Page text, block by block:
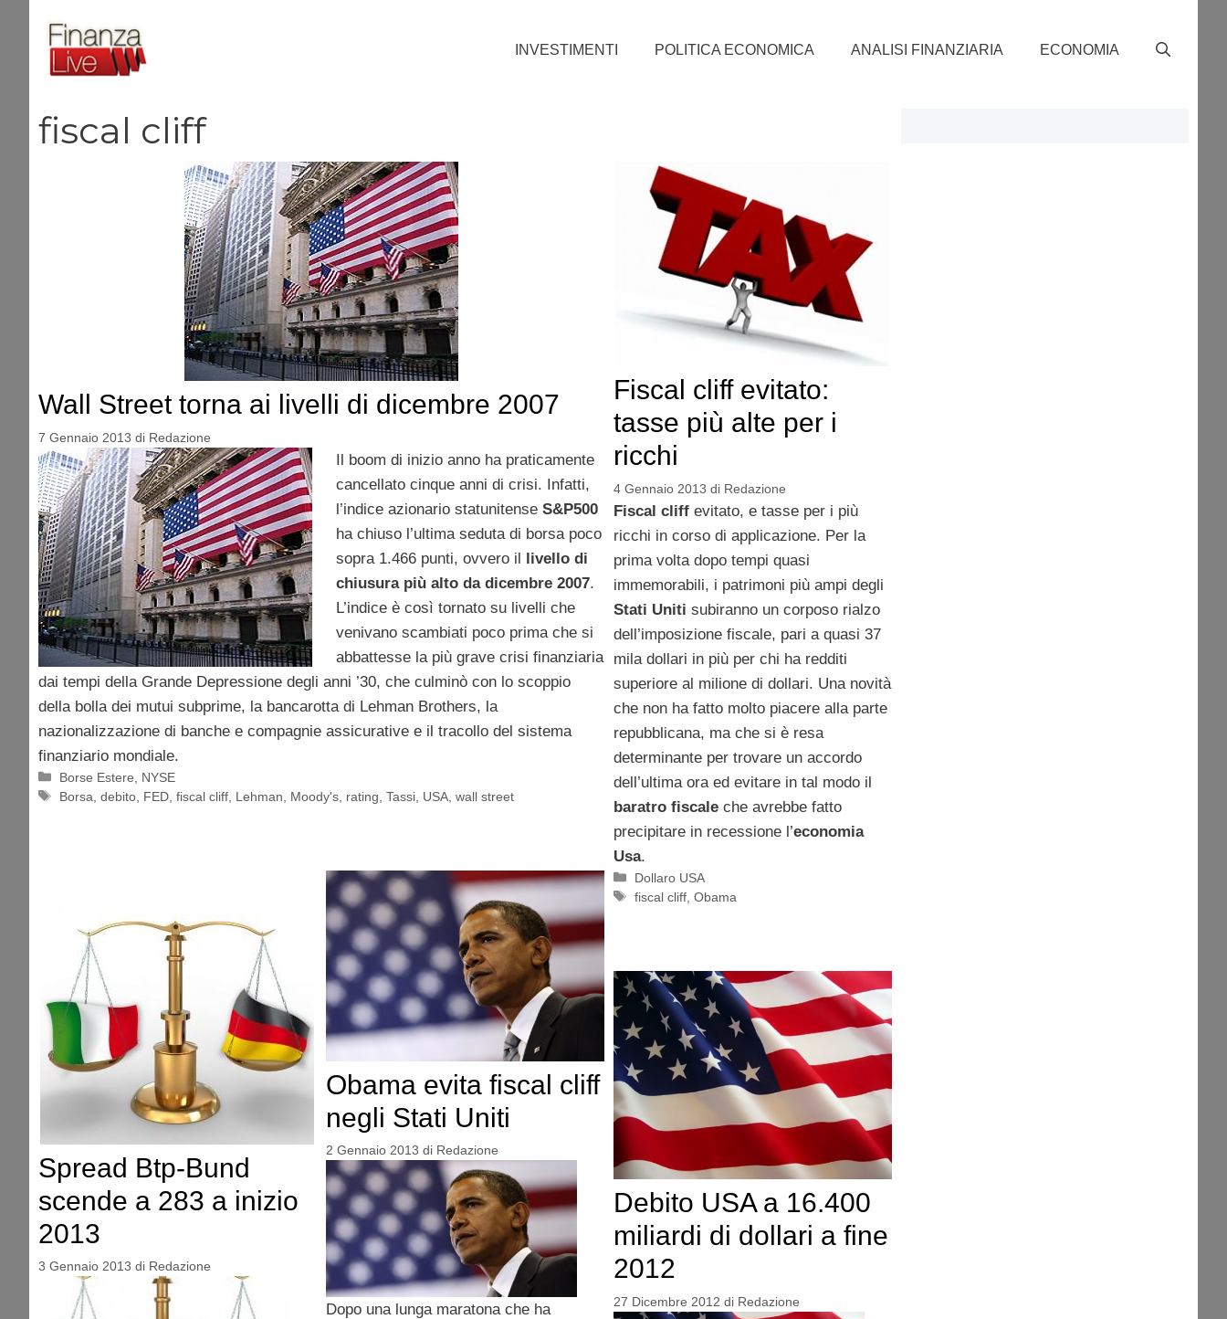
contenuto
INVESTIMENTI POLITICA ECONOMICA ANALISI FINANZIARIA ECONOMIA
fiscal cliff
Wall Street torna ai livelli di dicembre 2007
7 Gennaio 2013 di Redazione
Il boom di inizio anno ha praticamente
cancellato cinque anni di crisi. Infatti,
l’indice azionario statunitense S&P500
ha chiuso l’ultima seduta di borsa poco
sopra 1.466 punti, ovvero il livello di
chiusura più alto da dicembre 2007.
L’indice è così tornato su livelli che
venivano scambiati poco prima che si
abbattesse la più grave crisi finanziaria
dai tempi della Grande Depressione degli anni ’30, che culminò con lo scoppio
della bolla dei mutui subprime, la bancarotta di Lehman Brothers, la
nazionalizzazione di banche e compagnie assicurative e il tracollo del sistema
finanziario mondiale.
Categorie
Borse Estere
NYSE
Tag
Borsa ,debito FED ,fiscal cliff Lehman Moody's rating ,Tassi USA ,wall street
Fiscal cliff evitato:
tasse più alte per i
ricchi
4 Gennaio 2013 di Redazione
Fiscal cliffevitato, e tasse per i più
ricchi in corso di applicazione. Per la
prima volta dopo tempi quasi
immemorabili, i patrimoni più ampi degli
Stati Uniti subiranno un corposo rialzo
dell’imposizione fiscale, pari a quasi 37
mila dollari in più per chi ha redditi
superiore al milione di dollari. Una novità
che non ha fatto molto piacere alla parte
repubblicana, ma che si è resa
determinante per trovare un accordo
dell’ultima ora ed evitare in tal modo il
baratro fiscaleche avrebbe fatto
precipitare in recessione l’economia
Usa.
Categorie
Dollaro USA
Tag
fiscal cliff ,Obama
Spread Btp-Bund
scende a 283 a inizio
2013
3 Gennaio 2013 di Redazione
Obama evita fiscal cliff
negli Stati Uniti
2 Gennaio 2013 di Redazione
Dopo una lunga maratona che ha
Debito USA a 16.400
miliardi di dollari a fine
2012
27 Dicembre 2012 di Redazione